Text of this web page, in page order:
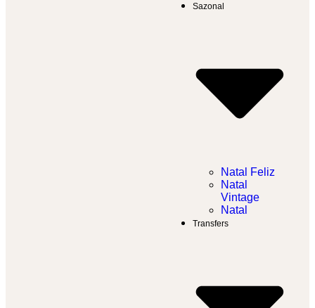
Sazonal
Natal Feliz
Natal
Vintage
Natal
Transfers